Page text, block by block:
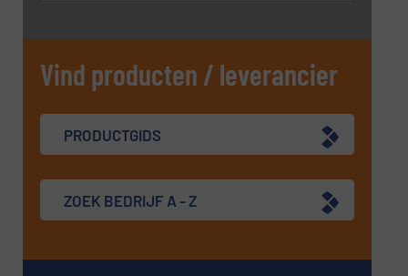
Vind producten / leverancier
PRODUCTGIDS
ZOEK BEDRIJF A - Z